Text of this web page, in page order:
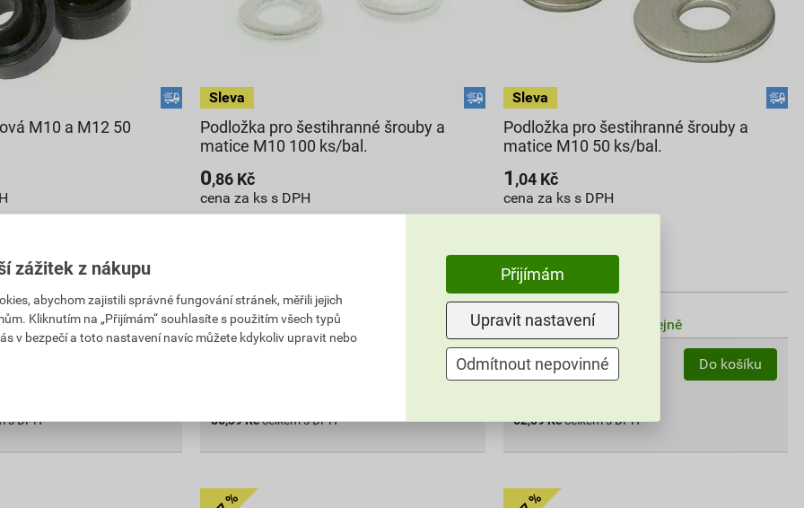
M10 a M12 50
v prodejně
s DPH
Podložka pro šestihranné šrouby a
matice M10 100 ks/bal.
0,86 Kč
cena za ks s DPH
V centrálním skladu
Můžete mít 12. 8. v prodejně
Do košíku
86,39Kčcelkem s DPH
Podložka pro šestihranné šrouby a
matice M10 50 ks/bal.
1 ,04Kč
cena za ks s DPH
52,09Kč
cena za bal. s DPH
V centrálním skladu
Můžete mít 12. 8. v prodejně
Do košíku
52,09Kčcelkem s DPH
zážitek z nákupu
abychom zajistili správné fungování stránek, měřili jejich
Kliknutím na „Přijímám“ souhlasíte s použitím všech typů
v bezpečí a toto nastavení navíc můžete kdykoliv upravit nebo
Přijímám
Upravit nastavení
Odmítnout nepovinné